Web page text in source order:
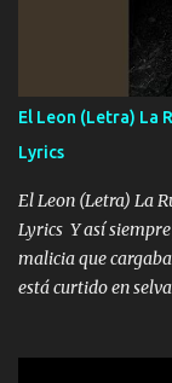
Música Si es que
ahí está el
cualquier problema
FALTA UN
HOMBRE
VIO POR LA
los HERMANOS un
El Leon (Letra) La
Lyrics
El Leon (Letra) La
Lyrics Y así
malicia que
está curtido en